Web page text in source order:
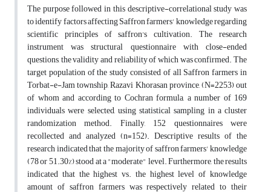
The purpose followed in this descriptive-correlational study was
to identify factors affecting Saffron farmers' knowledge regarding
scientific principles of saffron's cultivation. The research
instrument was structural questionnaire with close-ended
questions, the validity and reliability of which was confirmed. The
target population of the study consisted of all Saffron farmers in
Torbat-e-Jam township, Razavi Khorasan province, (N=2253) out
of whom and according to Cochran formula, a number of 169
individuals were selected, using statistical sampling in a cluster
randomization method. Finally, 152 questionnaires were
recollected and analyzed (n=152). Descriptive results of the
research indicated that the majority of saffron farmers' knowledge
(78 or 51.30%) stood at a "moderate" level. Furthermore, the results
indicated that the highest vs. the highest level of knowledge
amount of saffron farmers was respectively related to their